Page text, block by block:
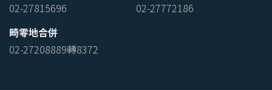
02-27815696
02-27772186
畸零地合併
02-27208889轉8372